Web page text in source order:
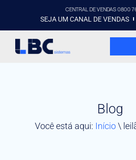
CENTRAL DE VENDAS 0800
SEJA UM CANAL DE VENDAS
Blog
Você está aqui: Início\